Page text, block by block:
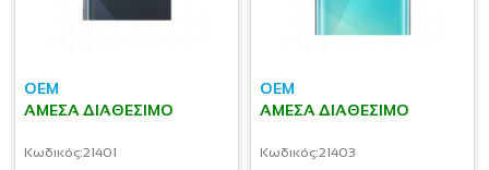
OEM
ΆΜΕΣΑ ΔΙΑΘΈΣΙΜΟ
Κωδικός:21401
OEM
ΆΜΕΣΑ ΔΙΑΘΈΣΙΜΟ
Κωδικός:21403